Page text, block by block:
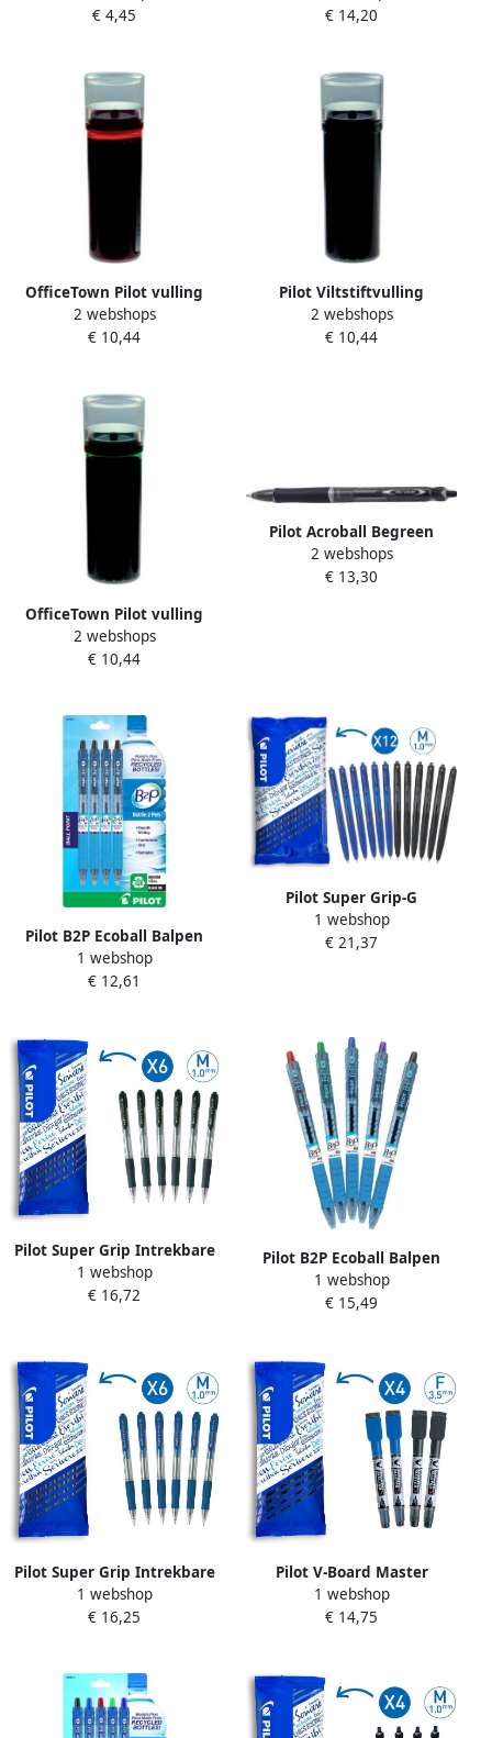
€ 4,45
Master M medium 2 3 mm
€ 14,20
OfficeTown Pilot vulling
voor whiteboardmarker V-
Board Master M rood
2 webshops
€ 10,44
Pilot Viltstiftvulling
Begreen whiteboard rond
medium zwart
2 webshops
€ 10,44
OfficeTown Pilot vulling
voor whiteboardmarker V-
Board Master M groen
2 webshops
€ 10,44
Pilot Acroball Begreen
balpen medium punt 0 3
mm zwart 10 stuks
2 webshops
€ 13,30
Pilot B2P Ecoball Balpen
flow pack Medium Blauw 4
stuks
1 webshop
€ 12,61
Pilot Super Grip-G
Intrekbare Balpen 1mm
Medium Kleurassortiment
1 webshop
€ 21,37
Pilot Super Grip Intrekbare
Balpen Medium Zwart 6
stuks
1 webshop
€ 16,72
Pilot B2P Ecoball Balpen
flow pack Fijn
Kleurassortiment Zwart
1 webshop
€ 15,49
Pilot Super Grip Intrekbare
Balpen Medium Blauw 6
stuks
1 webshop
€ 16,25
Pilot V-Board Master
Whiteboard Marker 3.5mm
Fijn Kleurassortiment Zwart
1 webshop
€ 14,75